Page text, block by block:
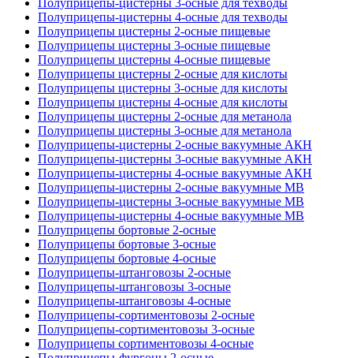
Полуприцепы-цистерны 3-осные для техводы
Полуприцепы-цистерны 4-осные для техводы
Полуприцепы цистерны 2-осные пищевые
Полуприцепы цистерны 3-осные пищевые
Полуприцепы цистерны 4-осные пищевые
Полуприцепы цистерны 2-осные для кислоты
Полуприцепы цистерны 3-осные для кислоты
Полуприцепы цистерны 4-осные для кислоты
Полуприцепы цистерны 2-осные для метанола
Полуприцепы цистерны 3-осные для метанола
Полуприцепы-цистерны 2-осные вакуумные АКН
Полуприцепы-цистерны 3-осные вакуумные АКН
Полуприцепы-цистерны 4-осные вакуумные АКН
Полуприцепы-цистерны 2-осные вакуумные МВ
Полуприцепы-цистерны 3-осные вакуумные МВ
Полуприцепы-цистерны 4-осные вакуумные МВ
Полуприцепы бортовые 2-осные
Полуприцепы бортовые 3-осные
Полуприцепы бортовые 4-осные
Полуприцепы-штанговозы 2-осные
Полуприцепы-штанговозы 3-осные
Полуприцепы-штанговозы 4-осные
Полуприцепы-сортиментовозы 2-осные
Полуприцепы-сортиментовозы 3-осные
Полуприцепы сортиментовозы 4-осные